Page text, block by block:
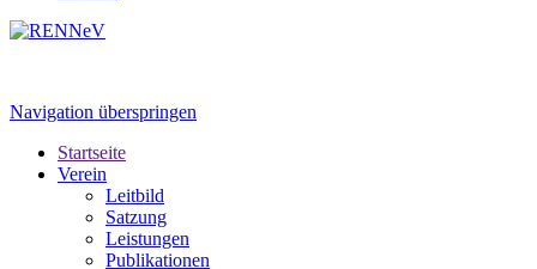
Navigation überspringen
Startseite
Verein
Leitbild
Satzung
Leistungen
Publikationen